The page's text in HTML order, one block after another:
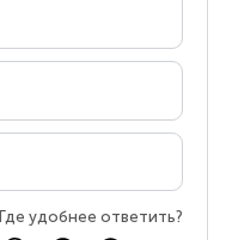
Где удобнее ответить?